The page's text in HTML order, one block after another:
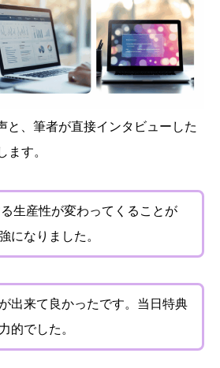
と、筆者が直接インタビューした
ます。
生産性が変わってくることが
になりました。
出来て良かったです。当日特典
的でした。